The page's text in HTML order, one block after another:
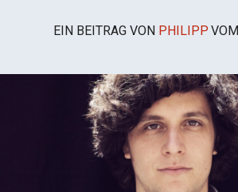
EIN BEITRAG VON PHILIPP VOM